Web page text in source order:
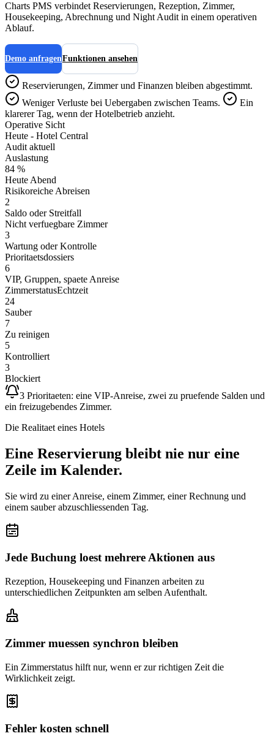
Charts PMS verbindet Reservierungen, Rezeption, Zimmer,
Housekeeping, Abrechnung und Night Audit in einem operativen
Ablauf.
Demo anfragenFunktionen ansehen
Reservierungen, Zimmer und Finanzen bleiben abgestimmt.
Weniger Verluste bei Uebergaben zwischen Teams.
Ein
klarerer Tag, wenn der Hotelbetrieb anzieht.
Operative Sicht
Heute - Hotel Central
Audit aktuell
Auslastung
84 %
Heute Abend
Risikoreiche Abreisen
2
Saldo oder Streitfall
Nicht verfuegbare Zimmer
3
Wartung oder Kontrolle
Prioritaetsdossiers
6
VIP, Gruppen, spaete Anreise
ZimmerstatusEchtzeit
24
Sauber
7
Zu reinigen
5
Kontrolliert
3
Blockiert
3 Prioritaeten: eine VIP-Anreise, zwei zu pruefende Salden und
ein freizugebendes Zimmer.
Die Realitaet eines Hotels
Eine Reservierung bleibt nie nur eine
Zeile im Kalender.
Sie wird zu einer Anreise, einem Zimmer, einer Rechnung und
einem sauber abzuschliessenden Tag.
Jede Buchung loest mehrere Aktionen aus
Rezeption, Housekeeping und Finanzen arbeiten zu
unterschiedlichen Zeitpunkten am selben Aufenthalt.
Zimmer muessen synchron bleiben
Ein Zimmerstatus hilft nur, wenn er zur richtigen Zeit die
Wirklichkeit zeigt.
Fehler kosten schnell